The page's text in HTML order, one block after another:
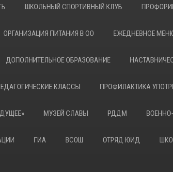
ШКОЛЬНЫЙ СПОРТИВНЫЙ КЛУБ
ОРГАНИЗАЦИЯ ПИТАНИЯ В ОО ЕЖЕДНЕВНОЕ
ДОПОЛНИТЕЛЬНОЕ ОБРАЗОВАНИЕ
КЛАССЫ ПРОФИЛАКТИКА
МУЗЕЙ СЛАВЫ РДДМ
ГИА ВСОШ ОТРЯД ЮИД